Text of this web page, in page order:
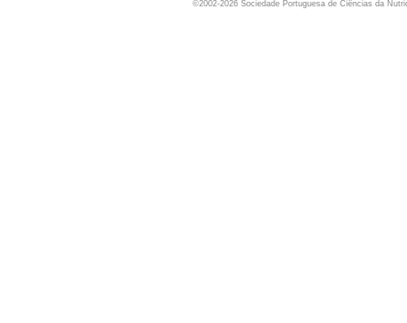
©2002-2026 Sociedade Portuguesa de Ciências da